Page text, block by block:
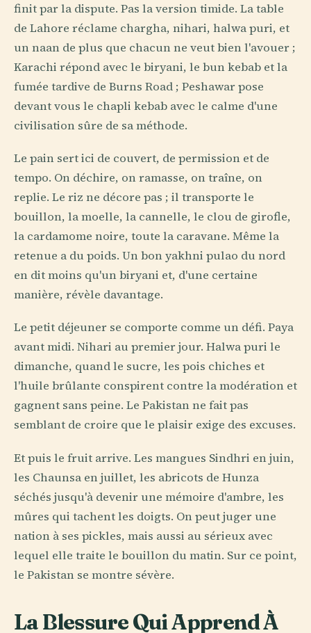
finit par la dispute. Pas la version timide. La table
de Lahore réclame chargha, nihari, halwa puri, et
un naan de plus que chacun ne veut bien l'avouer ;
Karachi répond avec le biryani, le bun kebab et la
fumée tardive de Burns Road ; Peshawar pose
devant vous le chapli kebab avec le calme d'une
civilisation sûre de sa méthode.
Le pain sert ici de couvert, de permission et de
tempo. On déchire, on ramasse, on traîne, on
replie. Le riz ne décore pas ; il transporte le
bouillon, la moelle, la cannelle, le clou de girofle,
la cardamome noire, toute la caravane. Même la
retenue a du poids. Un bon yakhni pulao du nord
en dit moins qu'un biryani et, d'une certaine
manière, révèle davantage.
Le petit déjeuner se comporte comme un défi. Paya
avant midi. Nihari au premier jour. Halwa puri le
dimanche, quand le sucre, les pois chiches et
l'huile brûlante conspirent contre la modération et
gagnent sans peine. Le Pakistan ne fait pas
semblant de croire que le plaisir exige des excuses.
Et puis le fruit arrive. Les mangues Sindhri en juin,
les Chaunsa en juillet, les abricots de Hunza
séchés jusqu'à devenir une mémoire d'ambre, les
mûres qui tachent les doigts. On peut juger une
nation à ses pickles, mais aussi au sérieux avec
lequel elle traite le bouillon du matin. Sur ce point,
le Pakistan se montre sévère.
La Blessure Qui Apprend À